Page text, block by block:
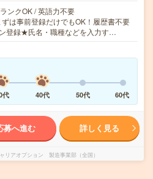
ンクOK / 英語力不要
は事前登録だけでもOK！履歴書不要
登録★氏名・職種などを入力す…
代 40代 50代 60代
募へ進む 詳しく見る
リアオプション 製造事業部（全国）